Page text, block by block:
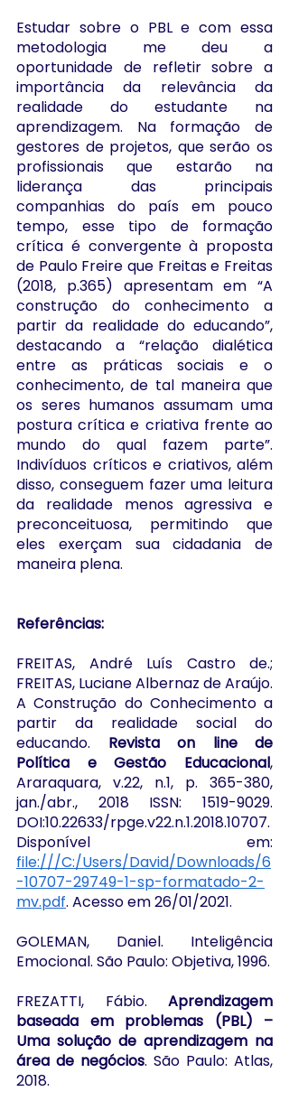
Estudar sobre o PBL e com essa
metodologia me deu a
oportunidade de refletir sobre a
importância da relevância da
realidade do estudante na
aprendizagem. Na formação de
gestores de projetos, que serão os
profissionais que estarão na
liderança das principais
companhias do país em pouco
tempo, esse tipo de formação
crítica é convergente à proposta
de Paulo Freire que Freitas e Freitas
(2018, p.365) apresentam em “A
construção do conhecimento a
partir da realidade do educando”,
destacando a “relação dialética
entre as práticas sociais e o
conhecimento, de tal maneira que
os seres humanos assumam uma
postura crítica e criativa frente ao
mundo do qual fazem parte”.
Indivíduos críticos e criativos, além
disso, conseguem fazer uma leitura
da realidade menos agressiva e
preconceituosa, permitindo que
eles exerçam sua cidadania de
maneira plena.
Referências:
FREITAS, André Luís Castro de.;
FREITAS, Luciane Albernaz de Araújo.
A Construção do Conhecimento a
partir da realidade social do
educando. Revista on line de
Política e Gestão Educacional,
Araraquara, v.22, n.1, p. 365-380,
jan./abr., 2018 ISSN: 1519-9029.
DOI:10.22633/rpge.v22.n.1.2018.10707.
file:///C:/Users/David/Downloads/6
-10707-29749-1-sp-formatado-2-
mv.pdf. Acesso em 26/01/2021.
GOLEMAN, Daniel. Inteligência
Emocional. São Paulo: Objetiva, 1996.
FREZATTI, Fábio. Aprendizagem
baseada em problemas (PBL) –
Uma solução de aprendizagem na
área de negócios. São Paulo: Atlas,
2018.